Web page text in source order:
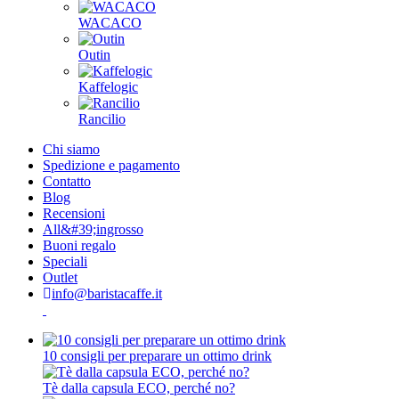
WACACO
Outin
Kaffelogic
Rancilio
Chi siamo
Spedizione e pagamento
Contatto
Blog
Recensioni
All&#39;ingrosso
Buoni regalo
Speciali
Outlet
info@baristacaffe.it
10 consigli per preparare un ottimo drink
Tè dalla capsula ECO, perché no?